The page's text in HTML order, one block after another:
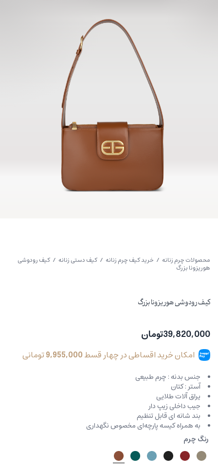
محصولات چرم زنانه / خرید کیف چرم زنانه / کیف دستی زنانه / کیف رودوشی
هوریزونا بزرگ
کیف رودوشی هوریزونا بزرگ
39,820,000تومان
امکان خرید اقساطی در چهار قسط9,955,000تومانی
جنس بدنه : چرم طبیعی
آستر : کتان
یراق آلات طلایی
جیب داخلی زیپ دار
بند شانه ای قابل تنظیم
به همراه کیسه پارچه‌ای مخصوص نگهداری
رنگ چرم